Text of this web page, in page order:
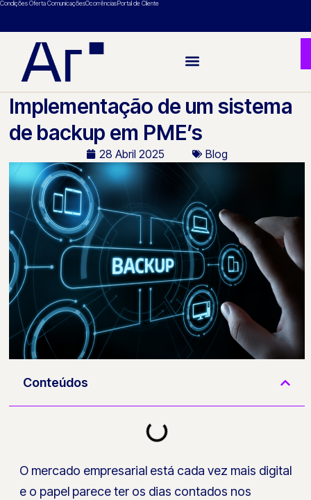
Condições Oferta ComunicaçõesOcorrênciasPortal de Cliente
Implementação de um sistema
de backup em PME’s
28 Abril 2025 Blog
Conteúdos
O mercado empresarial está cada vez mais digital
e o papel parece ter os dias contados nos